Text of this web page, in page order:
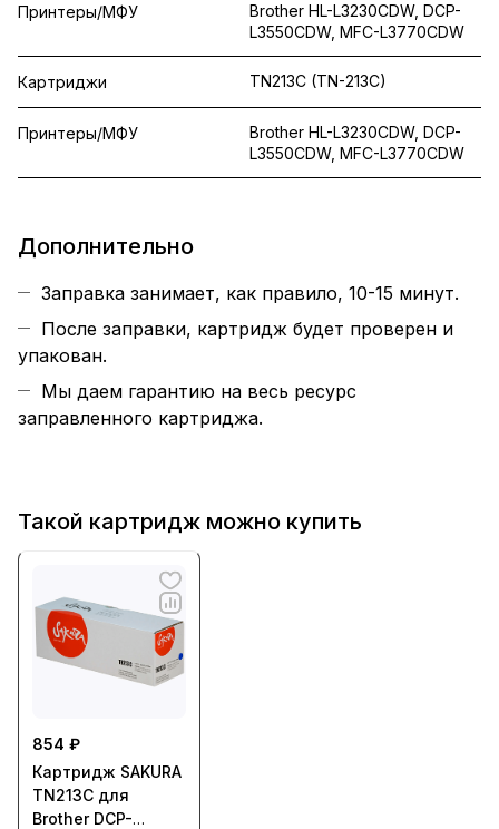
Принтеры/МФУ
Brother HL-L3230CDW, DCP-
L3550CDW, MFC-L3770CDW
Картриджи TN213C (TN-213C)
Принтеры/МФУ
Brother HL-L3230CDW, DCP-
L3550CDW, MFC-L3770CDW
Дополнительно
Заправка занимает, как правило, 10-15 минут.
После заправки, картридж будет проверен и
упакован.
Мы даем гарантию на весь ресурс
заправленного картриджа.
Такой картридж можно купить
854 ₽
Картридж SAKURA
TN213C для
Brother DCP-